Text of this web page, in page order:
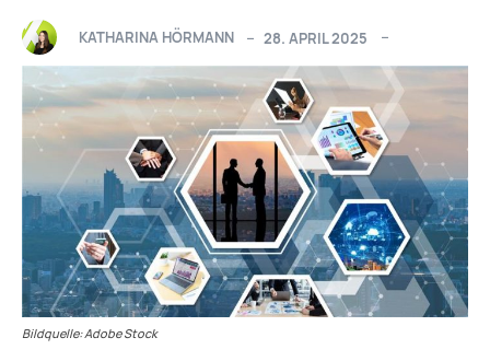
KATHARINA HÖRMANN 28. APRIL 2025
Bildquelle: Adobe Stock